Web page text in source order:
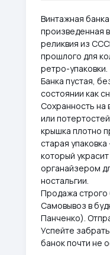
Винтажная
произведенная
реликвия из
прошлого для
ретро-упаковки.
Банка пустая,
состоянии как
Сохранность на
или
крышка плотно
старая
который
органайзером
ностальгии.
Продажа строго
Самовывоз в
Панченко).
Успейте
банок почти не